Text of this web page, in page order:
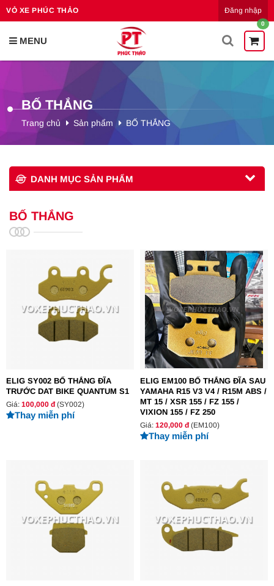
VỎ XE PHÚC THẢO Đăng nhập
0
BỐ THẮNG
Trang chủ Sản phẩm BỐ THẮNG
DANH MỤC SẢN PHẨM
BỐ THẮNG
ELIG SY002 BỐ THẮNG ĐĨA
TRƯỚC DAT BIKE QUANTUM S1
Giá: 100,000 đ(SY002)
Thay miễn phí
ELIG EM100 BỐ THẮNG ĐĨA SAU
YAMAHA R15 V3 V4 / R15M ABS /
MT 15 / XSR 155 / FZ 155 /
VIXION 155 / FZ 250
Giá: 120,000 đ(EM100)
Thay miễn phí